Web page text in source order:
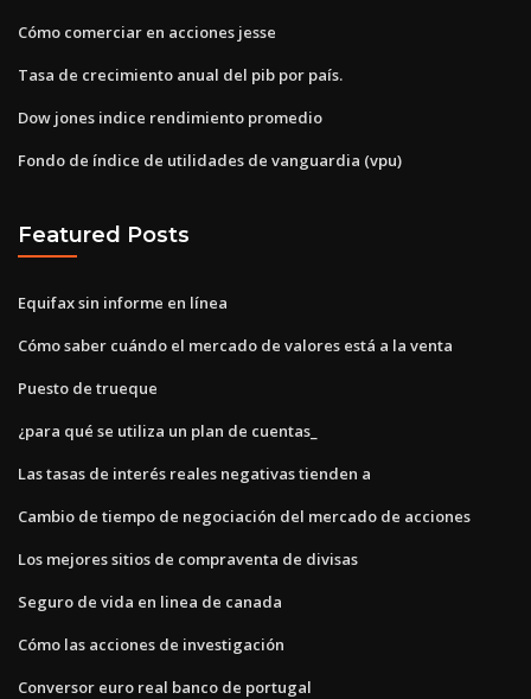
Cómo comerciar en acciones jesse
Tasa de crecimiento anual del pib por país.
Dow jones indice rendimiento promedio
Fondo de índice de utilidades de vanguardia (vpu)
Featured Posts
Equifax sin informe en línea
Cómo saber cuándo el mercado de valores está a la venta
Puesto de trueque
¿para qué se utiliza un plan de cuentas_
Las tasas de interés reales negativas tienden a
Cambio de tiempo de negociación del mercado de acciones
Los mejores sitios de compraventa de divisas
Seguro de vida en linea de canada
Cómo las acciones de investigación
Conversor euro real banco de portugal